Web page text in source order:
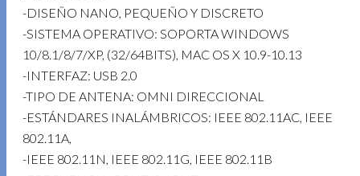
-DISEÑO NANO, PEQUEÑO Y DISCRETO
-SISTEMA OPERATIVO: SOPORTA WINDOWS
10/8.1/8/7/XP, (32/64BITS), MAC OS X 10.9-10.13
-INTERFAZ: USB 2.0
-TIPO DE ANTENA: OMNI DIRECCIONAL
-ESTÁNDARES INALÁMBRICOS: IEEE 802.11AC, IEEE
802.11A,
-IEEE 802.11N, IEEE 802.11G, IEEE 802.11B